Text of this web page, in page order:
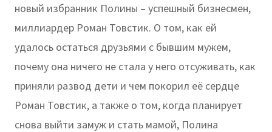
новый избранник Полины – успешный бизнесмен,
миллиардер Роман Товстик. О том, как ей
удалось остаться друзьями с бывшим мужем,
почему она ничего не стала у него отсуживать, как
приняли развод дети и чем покорил её сердце
Роман Товстик, а также о том, когда планирует
снова выйти замуж и стать мамой, Полина